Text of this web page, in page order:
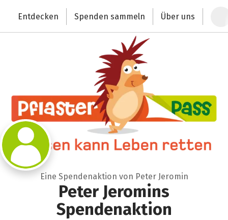
Deutschlands größte Spendenplattform
Entdecken Spenden sammeln Über uns
Eine Spendenaktion von Peter Jeromin
Peter Jeromins
Spendenaktion